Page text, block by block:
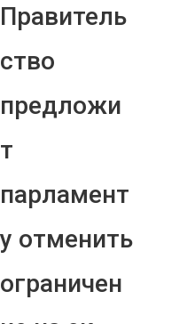
Правитель
ство
предложи
т
парламент
у отменить
ограничен